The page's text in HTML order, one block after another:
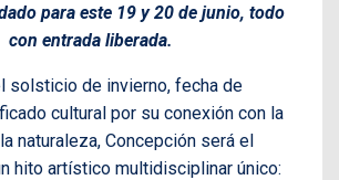
para este 19 y 20 de junio, todo
con entrada liberada.
solsticio de invierno, fecha de
cultural por su conexión con la
naturaleza, Concepción será el
hito artístico multidisciplinar único: